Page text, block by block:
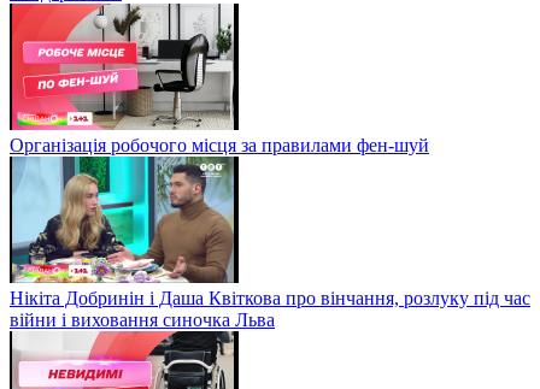
Організація робочого місця за правилами фен-шуй
Нікіта Добринін і Даша Квіткова про вінчання, розлуку під час
війни і виховання синочка Льва